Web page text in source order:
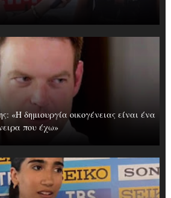
«Η δημιουργία οικογένειας είναι ένα
που έχω»